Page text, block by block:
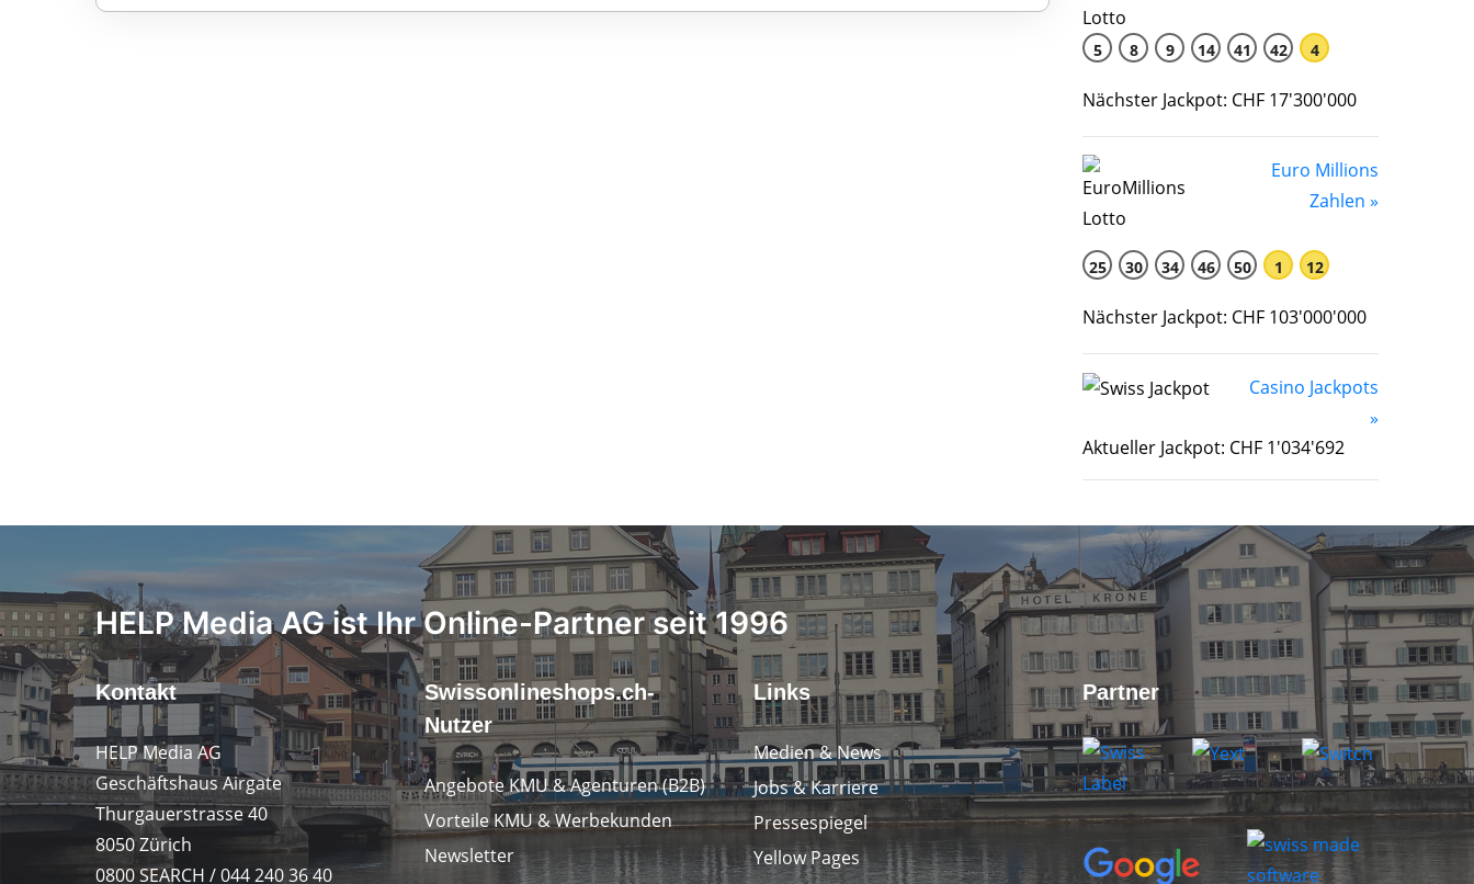
5 8 9 14 41 42 4
Nächster Jackpot: CHF 17'300'000
Euro Millions
Zahlen »
25 30 34 46 50 1 12
Nächster Jackpot: CHF 103'000'000
Casino Jackpots
»
Aktueller Jackpot: CHF 1'034'692
HELP Media AG ist Ihr Online-Partner seit 1996
Kontakt
HELP Media AG
Geschäftshaus Airgate
Thurgauerstrasse 40
8050 Zürich
0800 SEARCH / 044 240 36 40
Swissonlineshops.ch-
Nutzer
Angebote KMU & Agenturen (B2B)
Vorteile KMU & Werbekunden
Newsletter
Links
Medien & News
Jobs & Karriere
Pressespiegel
Yellow Pages
Partner